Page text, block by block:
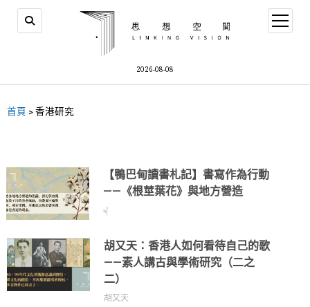
2026-08-08
首頁 >香港研究
【鴨巴甸讀書札記】書寫作為行動
——《根莖葉花》與地方營造
sf
胡又天：香港人如何看待自己的歌
——素人講古與學術研究（二之
二）
胡又天